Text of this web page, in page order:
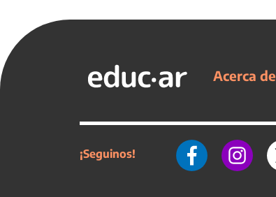
Acerca de
¡Seguinos!